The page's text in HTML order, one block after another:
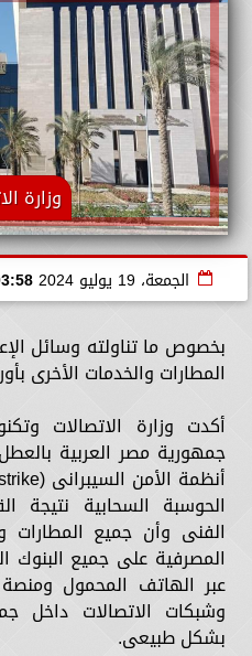
وزارة
الجمعة، 19 يوليو 2024 03:58
بخصوص ما تناولته وسائل
المطارات والخدمات الأخرى
أكدت وزارة الاتصالات
جمهورية مصر العربية
الحوسبة السحابية نتيجة
الفنى وأن جميع المطارات
المصرفية على جميع البنوك
عبر الهاتف المحمول
وشبكات الاتصالات داخل
بشكل طبيعى.